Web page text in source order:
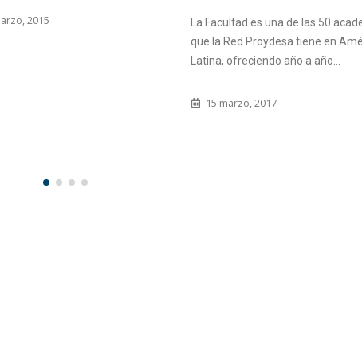
La Facultad es una de las 50 academias
que la Red Proydesa tiene en América
24 octubre, 2020